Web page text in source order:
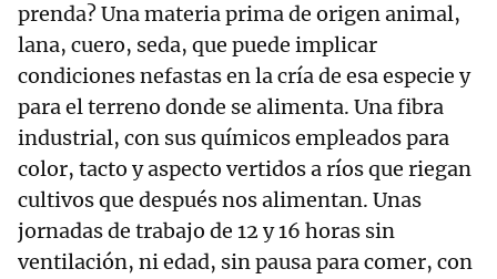
prenda? Una materia prima de origen animal,
lana, cuero, seda, que puede implicar
condiciones nefastas en la cría de esa especie y
para el terreno donde se alimenta. Una fibra
industrial, con sus químicos empleados para
color, tacto y aspecto vertidos a ríos que riegan
cultivos que después nos alimentan. Unas
jornadas de trabajo de 12 y 16 horas sin
ventilación, ni edad, sin pausa para comer, con